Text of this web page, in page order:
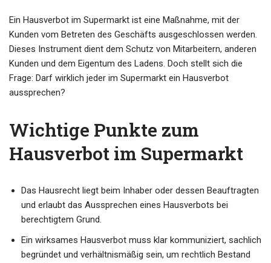
Ein Hausverbot im Supermarkt ist eine Maßnahme, mit der
Kunden vom Betreten des Geschäfts ausgeschlossen werden.
Dieses Instrument dient dem Schutz von Mitarbeitern, anderen
Kunden und dem Eigentum des Ladens. Doch stellt sich die
Frage: Darf wirklich jeder im Supermarkt ein Hausverbot
aussprechen?
Wichtige Punkte zum
Hausverbot im Supermarkt
Das Hausrecht liegt beim Inhaber oder dessen Beauftragten
und erlaubt das Aussprechen eines Hausverbots bei
berechtigtem Grund.
Ein wirksames Hausverbot muss klar kommuniziert, sachlich
begründet und verhältnismäßig sein, um rechtlich Bestand